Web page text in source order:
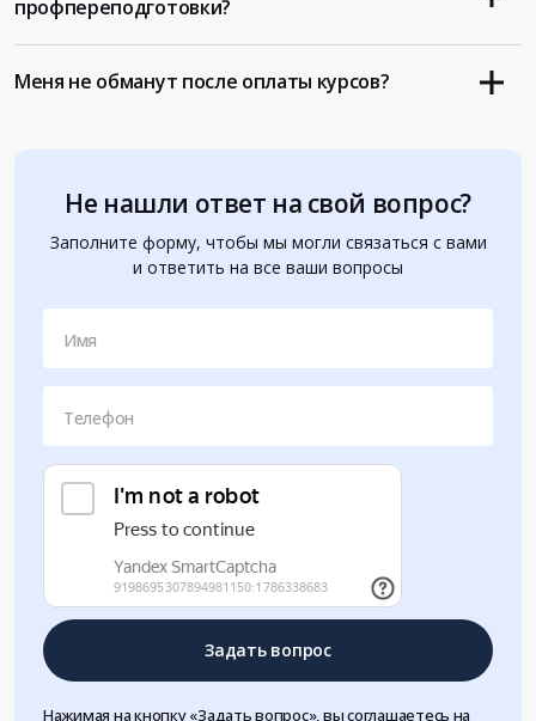
Не нашли ответ на свой вопрос?
Заполните форму, чтобы мы могли связаться с вами
и ответить на все ваши вопросы
Имя
Телефон
Задать вопрос
Нажимая на кнопку «Задать вопрос», вы соглашаетесь на
профпереподготовки?
Меня не обманут после оплаты курсов?